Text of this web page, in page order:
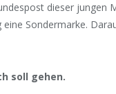
dieser jungen
Sondermarke.
soll gehen.